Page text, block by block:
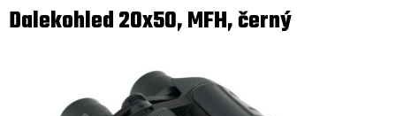
Dalekohled 20x50, MFH, černý